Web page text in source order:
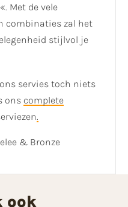
Met de vele
combinaties zal het
stijlvol je
servies toch niets
ons complete
.
& Bronze
ook